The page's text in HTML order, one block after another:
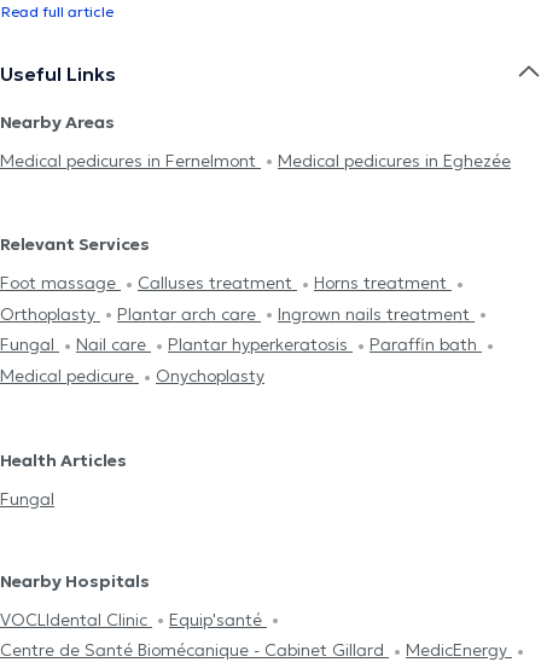
Read full article
Useful Links
Nearby Areas
Medical pedicures in Fernelmont
Medical pedicures in Eghezée
Relevant Services
Foot massage
Calluses treatment
Horns treatment
Orthoplasty
Plantar arch care
Ingrown nails treatment
Fungal
Nail care Plantar hyperkeratosis
Paraffin bath
Medical pedicure
Onychoplasty
Health Articles
Fungal
Nearby Hospitals
VOCLIdental Clinic
Equip'santé
Centre de Santé Biomécanique - Cabinet Gillard
MedicEnergy